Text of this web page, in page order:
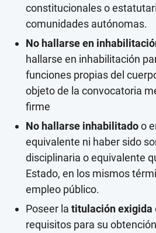
constitucionales o
comunidades autónomas.
No hallarse en
hallarse en inhabilitación
funciones propias del
objeto de la convocatoria
firme
No hallarse inhabilitadoo
equivalente ni haber sido
disciplinaria o equivalente
Estado, en los mismos
empleo público.
Poseer la titulación exigida
requisitos para su